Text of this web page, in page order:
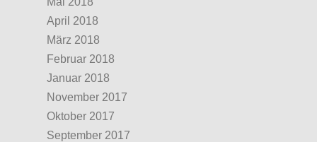
April 2018
März 2018
Februar 2018
Januar 2018
November 2017
Oktober 2017
September 2017